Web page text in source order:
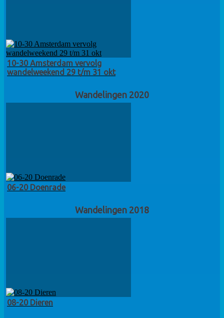
10-30 Amsterdam vervolg
wandelweekend 29 t/m 31 okt
Wandelingen 2020
06-20 Doenrade
Wandelingen 2018
08-20 Dieren